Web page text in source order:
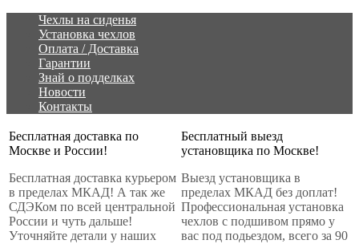
Чехлы на сиденья
Установка чехлов
Оплата / Доставка
Гарантии
Знай о подделках
Новости
Контакты
Бесплатная доставка по
Москве и России!
Бесплатная доставка курьером
в пределах МКАД! А так же
СДЭКом по всей центральной
России и чуть дальше!
Уточняйте детали у наших
Бесплатный выезд
установщика по Москве!
Выезд установщика в
пределах МКАД без доплат!
Профессиональная установка
чехлов с подшивом прямо у
вас под подьездом, всего за 90